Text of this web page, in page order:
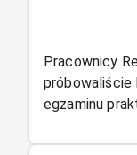
Pracownicy
próbowaliście
egzaminu